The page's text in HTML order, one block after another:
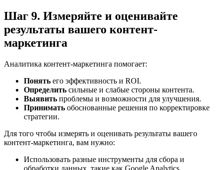
Шаг 9. Измеряйте и оценивайте
результаты вашего контент-
маркетинга
Аналитика контент-маркетинга помогает:
Понять его эффективность и ROI.
Определить сильные и слабые стороны контента.
Выявить проблемы и возможности для улучшения.
Принимать обоснованные решения по корректировке
стратегии.
Для того чтобы измерять и оценивать результаты вашего
контент-маркетинга, вам нужно:
Использовать разные инструменты для сбора и